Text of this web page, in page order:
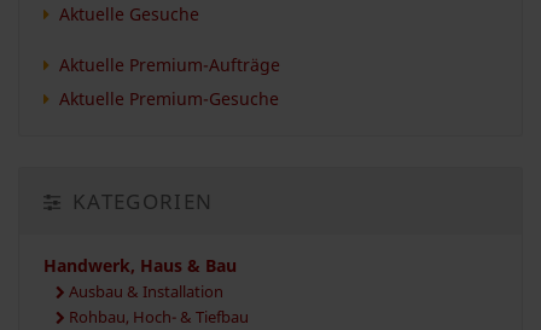
Aktuelle Gesuche
Aktuelle Premium-Aufträge
Aktuelle Premium-Gesuche
KATEGORIEN
Handwerk, Haus & Bau
Ausbau & Installation
Rohbau, Hoch- & Tiefbau